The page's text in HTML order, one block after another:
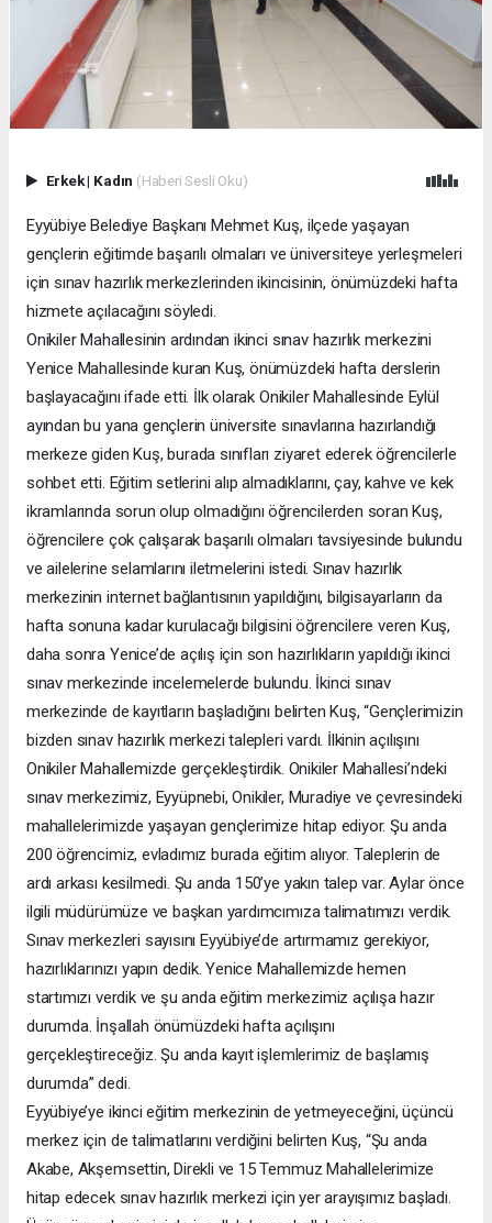
Erkek| Kadın (Haberi Sesli Oku)
Eyyübiye Belediye Başkanı Mehmet Kuş, ilçede yaşayan
gençlerin eğitimde başarılı olmaları ve üniversiteye yerleşmeleri
için sınav hazırlık merkezlerinden ikincisinin, önümüzdeki hafta
hizmete açılacağını söyledi.
Onikiler Mahallesinin ardından ikinci sınav hazırlık merkezini
Yenice Mahallesinde kuran Kuş, önümüzdeki hafta derslerin
başlayacağını ifade etti. İlk olarak Onikiler Mahallesinde Eylül
ayından bu yana gençlerin üniversite sınavlarına hazırlandığı
merkeze giden Kuş, burada sınıfları ziyaret ederek öğrencilerle
sohbet etti. Eğitim setlerini alıp almadıklarını, çay, kahve ve kek
ikramlarında sorun olup olmadığını öğrencilerden soran Kuş,
öğrencilere çok çalışarak başarılı olmaları tavsiyesinde bulundu
ve ailelerine selamlarını iletmelerini istedi. Sınav hazırlık
merkezinin internet bağlantısının yapıldığını, bilgisayarların da
hafta sonuna kadar kurulacağı bilgisini öğrencilere veren Kuş,
daha sonra Yenice’de açılış için son hazırlıkların yapıldığı ikinci
sınav merkezinde incelemelerde bulundu. İkinci sınav
merkezinde de kayıtların başladığını belirten Kuş, “Gençlerimizin
bizden sınav hazırlık merkezi talepleri vardı. İlkinin açılışını
Onikiler Mahallemizde gerçekleştirdik. Onikiler Mahallesi’ndeki
sınav merkezimiz, Eyyüpnebi, Onikiler, Muradiye ve çevresindeki
mahallelerimizde yaşayan gençlerimize hitap ediyor. Şu anda
200 öğrencimiz, evladımız burada eğitim alıyor. Taleplerin de
ardı arkası kesilmedi. Şu anda 150’ye yakın talep var. Aylar önce
ilgili müdürümüze ve başkan yardımcımıza talimatımızı verdik.
Sınav merkezleri sayısını Eyyübiye’de artırmamız gerekiyor,
hazırlıklarınızı yapın dedik. Yenice Mahallemizde hemen
startımızı verdik ve şu anda eğitim merkezimiz açılışa hazır
durumda. İnşallah önümüzdeki hafta açılışını
gerçekleştireceğiz. Şu anda kayıt işlemlerimiz de başlamış
durumda” dedi.
Eyyübiye’ye ikinci eğitim merkezinin de yetmeyeceğini, üçüncü
merkez için de talimatlarını verdiğini belirten Kuş, “Şu anda
Akabe, Akşemsettin, Direkli ve 15 Temmuz Mahallelerimize
hitap edecek sınav hazırlık merkezi için yer arayışımız başladı.